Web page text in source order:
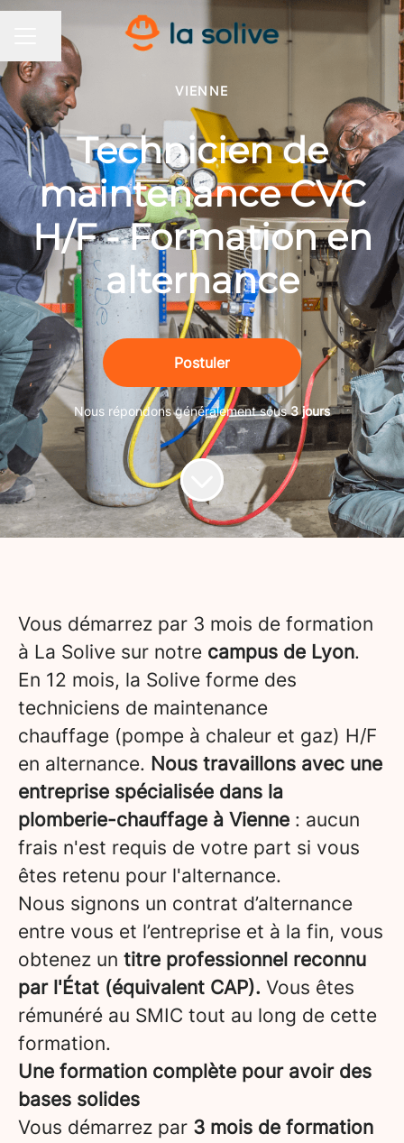
MENU CARRIÈRE
Partager la page
VIENNE
Technicien de
maintenance CVC
H/F - Formation en
alternance
Postuler
Nous répondons généralement sous3 jours
Vous démarrez par 3 mois de formation
à La Solive sur notre campus de Lyon.
En 12 mois, la Solive forme des
techniciens de maintenance
chauffage (pompe à chaleur et gaz) H/F
en alternance. Nous travaillons avec une
entreprise spécialisée dans la
plomberie-chauffage à Vienne : aucun
frais n'est requis de votre part si vous
êtes retenu pour l'alternance.
Nous signons un contrat d’alternance
entre vous et l’entreprise et à la fin, vous
obtenez un titre professionnel reconnu
par l'État (équivalent CAP). Vous êtes
rémunéré au SMIC tout au long de cette
formation.
Une formation complète pour avoir des
bases solides
Vous démarrez par 3 mois de formation